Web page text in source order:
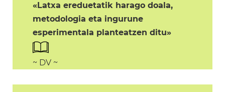
«Latxa ereduetatik harago doala,
metodologia eta ingurune
esperimentala planteatzen ditu»
~ DV ~